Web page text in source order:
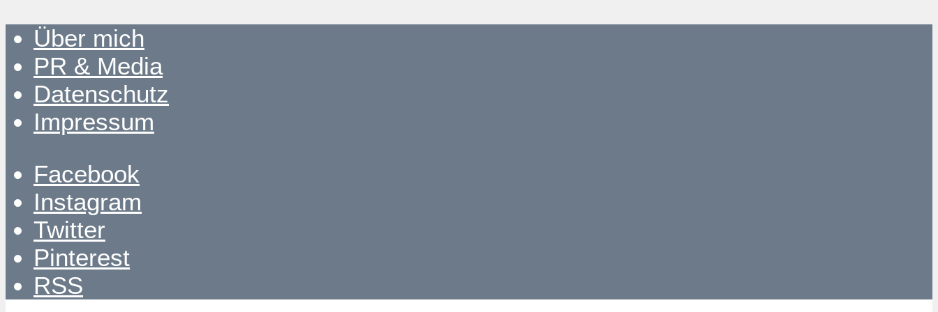
Über mich
PR & Media
Datenschutz
Impressum
Facebook
Instagram
Twitter
Pinterest
RSS